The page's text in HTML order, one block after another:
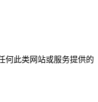
何此类网站或服务提供的